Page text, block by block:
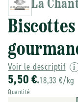
La
Voir le descriptif
5,50 € 18,33 €/kg
Quantité